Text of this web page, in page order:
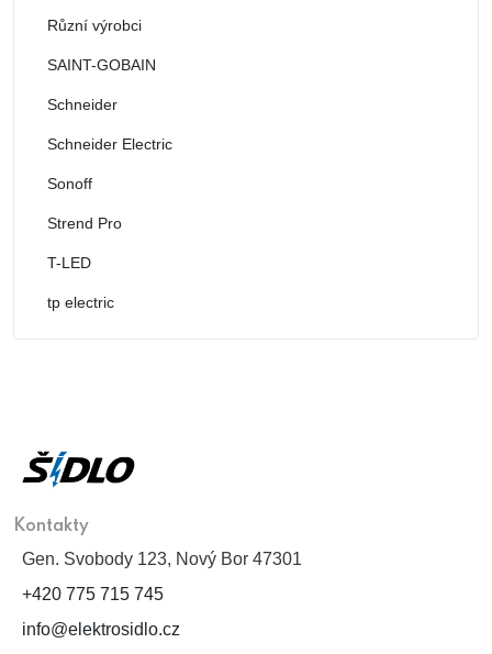
Různí výrobci
SAINT-GOBAIN
Schneider
Schneider Electric
Sonoff
Strend Pro
T-LED
tp electric
Kontakty
Gen. Svobody 123, Nový Bor 47301
+420 775 715 745
info@elektrosidlo.cz